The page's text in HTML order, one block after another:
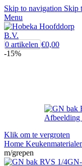
Skip to navigation Skip
Menu
0 artikelen €0,00
-15%
Klik om te vergroten
Home
m/grepen